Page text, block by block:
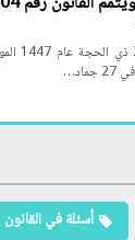
أسئلة في القانون